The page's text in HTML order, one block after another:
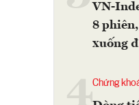
VN-
8
xuống
4Chứng